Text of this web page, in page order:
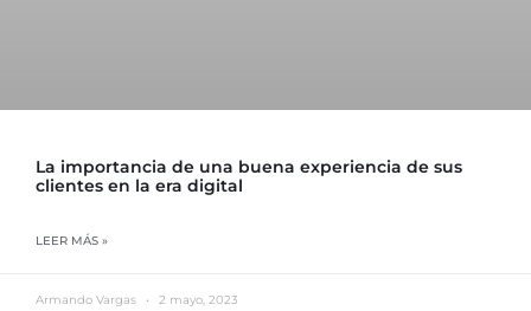
La importancia de una buena experiencia de sus
clientes en la era digital
LEER MÁS »
Armando Vargas 2 mayo, 2023